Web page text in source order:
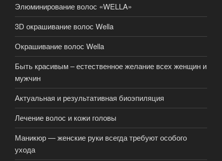
Элюминирование волос «WELLA»
3D окрашивание волос Wella
Окрашивание волос Wella
Быть красивым – естественное желание всех женщин и
мужчин
Актуальная и результативная биоэпиляция
Лечение волос и кожи головы
Маникюр — женские руки всегда требуют особого
ухода